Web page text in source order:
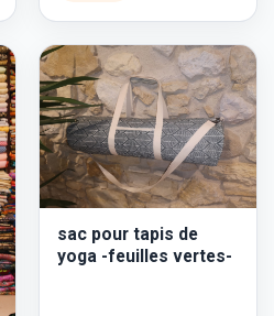
sac pour tapis de
yoga -feuilles vertes-